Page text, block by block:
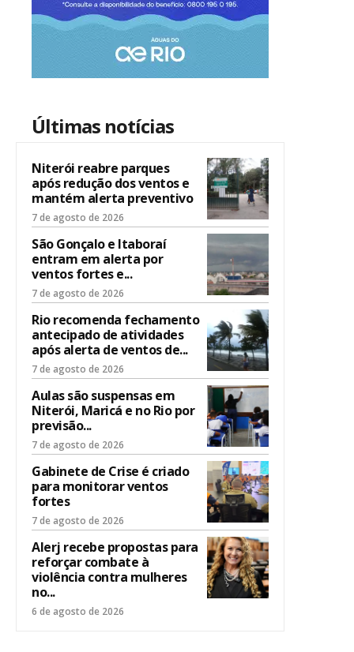
Últimas notícias
Niterói reabre parques
após redução dos ventos e
mantém alerta preventivo
7 de agosto de 2026
São Gonçalo e Itaboraí
entram em alerta por
ventos fortes e...
7 de agosto de 2026
Rio recomenda fechamento
antecipado de atividades
após alerta de ventos de...
7 de agosto de 2026
Aulas são suspensas em
Niterói, Maricá e no Rio por
previsão...
7 de agosto de 2026
Gabinete de Crise é criado
para monitorar ventos
fortes
7 de agosto de 2026
Alerj recebe propostas para
reforçar combate à
violência contra mulheres
no...
6 de agosto de 2026